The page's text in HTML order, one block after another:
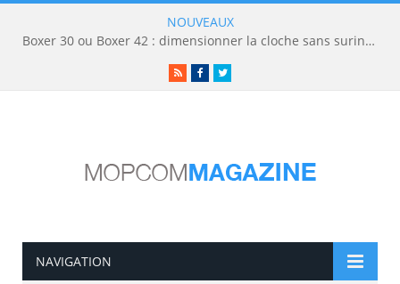
NOUVEAUX
Boxer 30 ou Boxer 42 : dimensionner la cloche sans surinvestir
RSSFacebookTwitter
NAVIGATION